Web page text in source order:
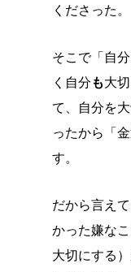
くださった。
そこで「自
く自分 も大
て、自分を
ったから「
す。
だから言え
かった嫌な
大切にする